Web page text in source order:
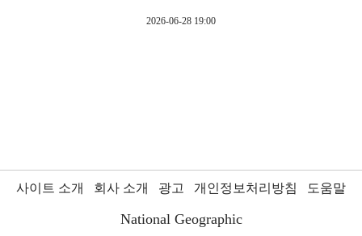
2026-06-28 19:00
사이트 소개 회사 소개 광고 개인정보처리방침 도움말
National Geographic